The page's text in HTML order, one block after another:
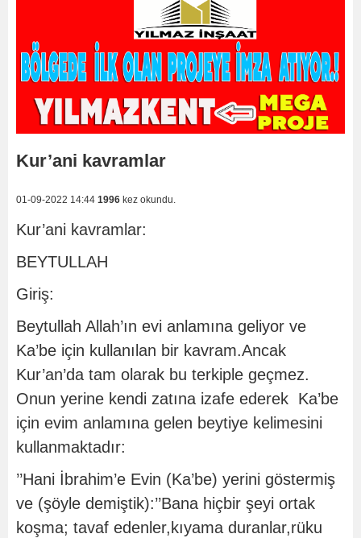
Kur’ani kavramlar
01-09-2022 14:44 1996 kez okundu.
Kur’ani kavramlar:
BEYTULLAH
Giriş:
Beytullah Allah’ın evi anlamına geliyor ve
Ka’be için kullanılan bir kavram.Ancak
Kur’an’da tam olarak bu terkiple geçmez.
Onun yerine kendi zatına izafe ederek Ka’be
için evim anlamına gelen beytiye kelimesini
kullanmaktadır:
’’Hani İbrahim’e Evin (Ka’be) yerini göstermiş
ve (şöyle demiştik):’’Bana hiçbir şeyi ortak
koşma; tavaf edenler,kıyama duranlar,rüku